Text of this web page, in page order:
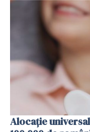
Alocație